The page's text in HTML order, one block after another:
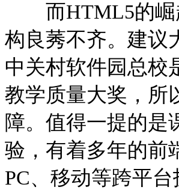
而HTML5的崛
构良莠不齐。建议
中关村软件园总校
教学质量大奖，所
障。值得一提的是
验，有着多年的前
PC、移动等跨平